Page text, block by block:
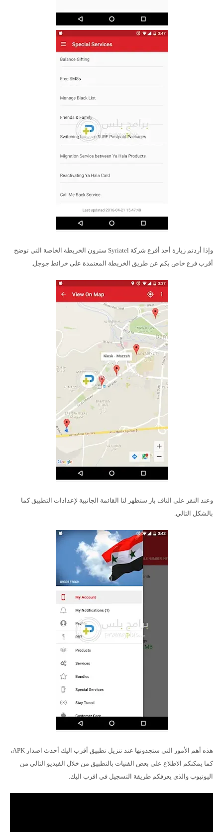
وإذا أردتم زيارة أحد أفرع شركة Syriatel سترون الخريطة الخاصة التي توضح
أقرب فرع خاص بكم عن طريق الخريطة المعتمدة على خرائط جوجل.
وعند النقر على الناف بار ستظهر لنا القائمة الجانبية لإعدادات التطبيق كما
بالشكل التالي.
هذه أهم الأمور التي ستجدونها عند تنزيل تطبيق أقرب اليك أحدث اصدار APK،
كما يمكنكم الاطلاع على بعض الفنيات بالتطبيق من خلال الفيديو التالي من
اليوتيوب والذي يعرفكم طريقة التسجيل في اقرب اليك.